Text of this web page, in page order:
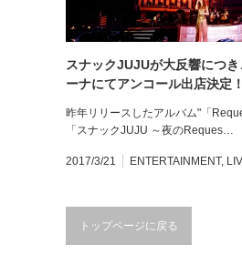
スナックJUJUが大反響につ
ーナにてアンコール出店決定！
昨年リリースしたアルバム"「
「スナックJUJU ～夜のReques…
2017/3/21 ENTERTAINMENT,
トップページに戻る